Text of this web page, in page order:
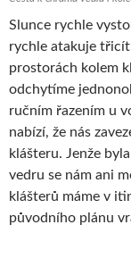
Slunce rychle
rychle atakuje
prostorách kolem
odchytíme
ručním řazením u
nabízí, že nás
klášteru. Jenže
vedru se nám ani
klášterů máme v
původního plánu